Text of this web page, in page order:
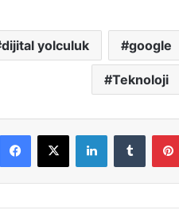
dijital yolculuk google
Teknoloji
Facebook
X LinkedInTumblr